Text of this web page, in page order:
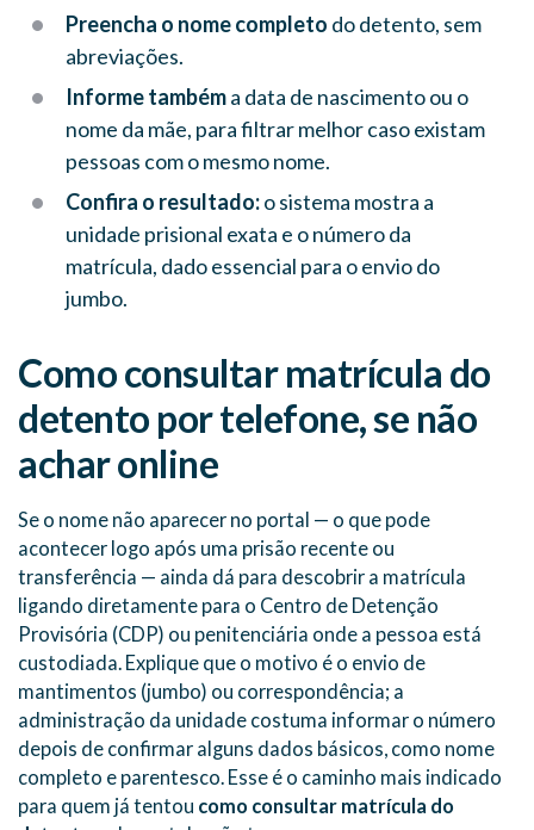
Preencha o nome completo do detento, sem
abreviações.
Informe tambéma data de nascimento ou o
nome da mãe, para filtrar melhor caso existam
pessoas com o mesmo nome.
Confira o resultado:o sistema mostra a
unidade prisional exata e o número da
matrícula, dado essencial para o envio do
jumbo.
Como consultar matrícula do
detento por telefone, se não
achar online
Se o nome não aparecer no portal — o que pode
acontecer logo após uma prisão recente ou
transferência — ainda dá para descobrir a matrícula
ligando diretamente para o Centro de Detenção
Provisória (CDP) ou penitenciária onde a pessoa está
custodiada. Explique que o motivo é o envio de
mantimentos (jumbo) ou correspondência; a
administração da unidade costuma informar o número
depois de confirmar alguns dados básicos, como nome
completo e parentesco. Esse é o caminho mais indicado
para quem já tentou como consultar matrícula do